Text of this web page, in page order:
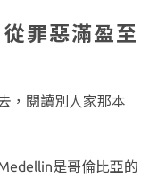
罪惡滿盈至
，閱讀別人家那本
是哥倫比亞的